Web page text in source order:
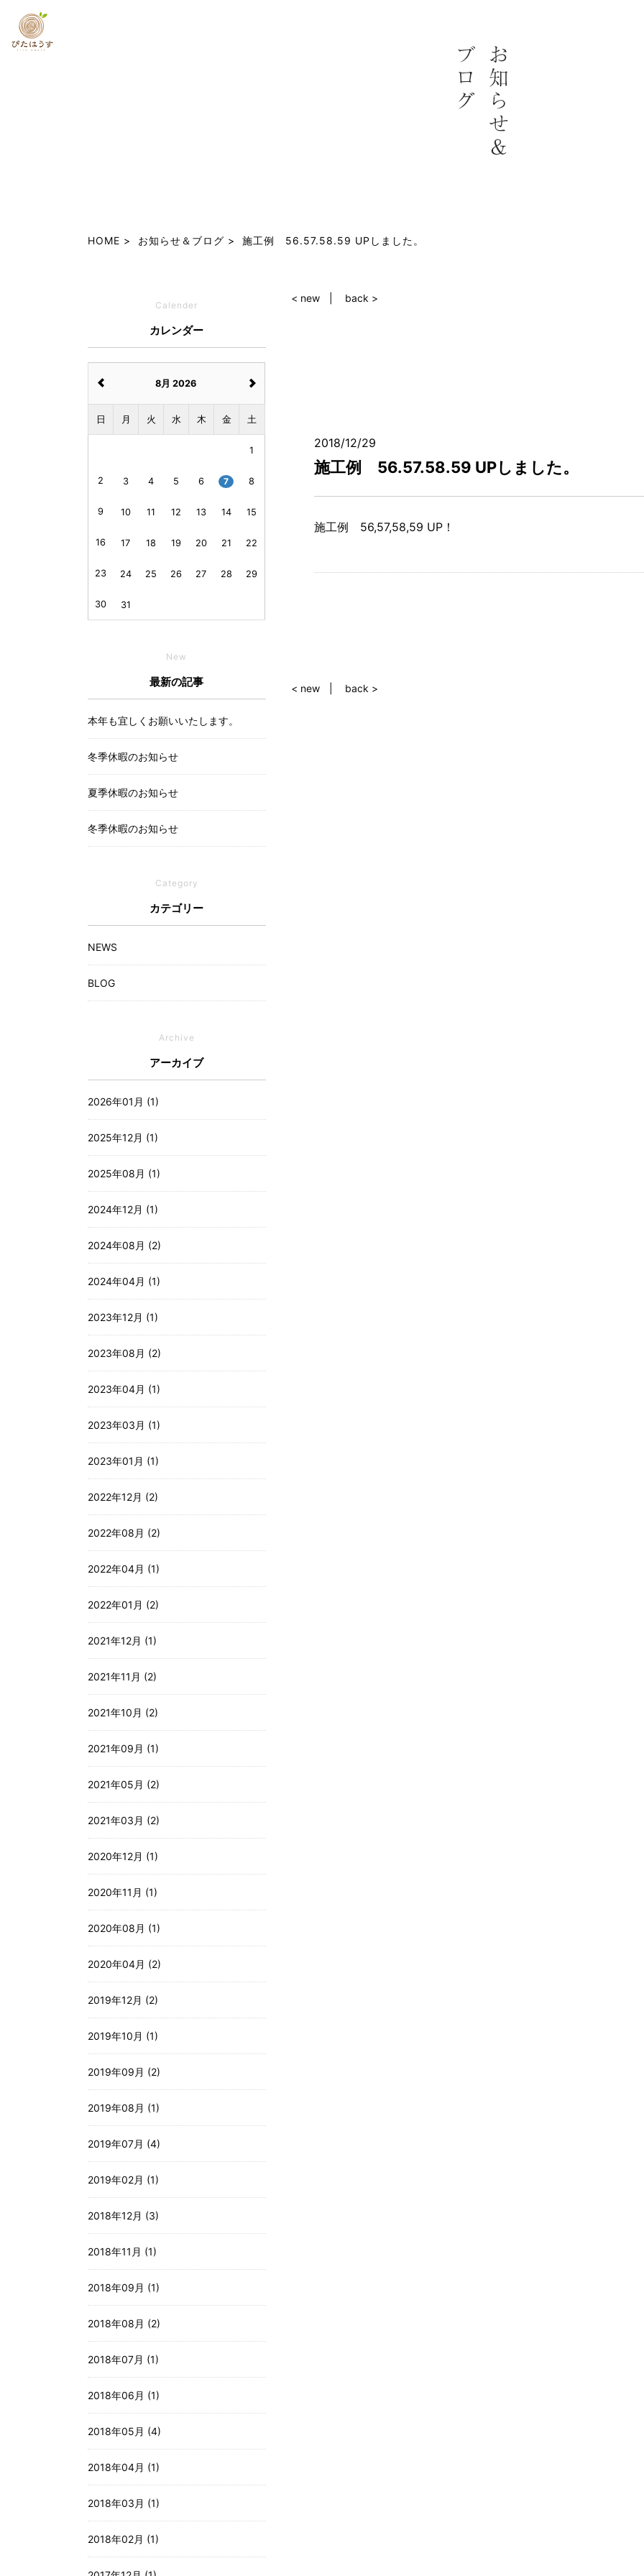
HOME お知らせ＆ブログ 施工例 56.57.58.59 UPしました。
< new back >
2018/12/29
施工例 56.57.58.59 UPしました。
施工例 56,57,58,59 UP！
< new back >
Calender
カレンダー
8月 2026
日 月 火 水 木 金 土
1
2 3 4 5 6 7 8
9 10 11 12 13 14 15
16 17 18 19 20 21 22
23 24 25 26 27 28 29
30 31
New
最新の記事
本年も宜しくお願いいたします。
冬季休暇のお知らせ
夏季休暇のお知らせ
冬季休暇のお知らせ
Category
カテゴリー
NEWS
BLOG
Archive
アーカイブ
2026年01月 (1)
2025年12月 (1)
2025年08月 (1)
2024年12月 (1)
2024年08月 (2)
2024年04月 (1)
2023年12月 (1)
2023年08月 (2)
2023年04月 (1)
2023年03月 (1)
2023年01月 (1)
2022年12月 (2)
2022年08月 (2)
2022年04月 (1)
2022年01月 (2)
2021年12月 (1)
2021年11月 (2)
2021年10月 (2)
2021年09月 (1)
2021年05月 (2)
2021年03月 (2)
2020年12月 (1)
2020年11月 (1)
2020年08月 (1)
2020年04月 (2)
2019年12月 (2)
2019年10月 (1)
2019年09月 (2)
2019年08月 (1)
2019年07月 (4)
2019年02月 (1)
2018年12月 (3)
2018年11月 (1)
2018年09月 (1)
2018年08月 (2)
2018年07月 (1)
2018年06月 (1)
2018年05月 (4)
2018年04月 (1)
2018年03月 (1)
2018年02月 (1)